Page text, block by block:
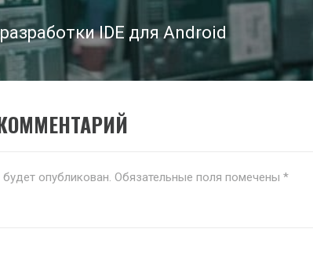
IDE для Android
опубликован. Обязательные поля помечены *